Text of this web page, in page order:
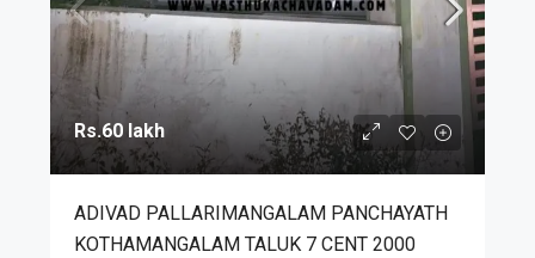
Rs.60 lakh
ADIVAD PALLARIMANGALAM PANCHAYATH
KOTHAMANGALAM TALUK 7 CENT 2000